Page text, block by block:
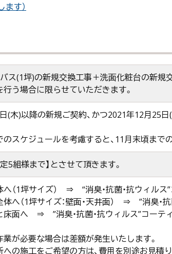
す）
ス(1坪)の新規交換工事＋洗面化粧台の新規
う場合に限らせていただきます。
(木)以降の新規ご契約、かつ2021年12月25日
スケジュールを考慮すると、11月末頃まで
5組様まで】とさせて頂きます。
（1坪サイズ） ⇒ “消臭・抗菌・抗ウィルス
へ（1坪サイズ：壁面・天井面） ⇒ ”消臭・
面へ ⇒ ”消臭・抗菌・抗ウィルス”コーテ
が必要な場合は差額が発生いたします。
の施工をご希望の方は、費用を別途お見積り